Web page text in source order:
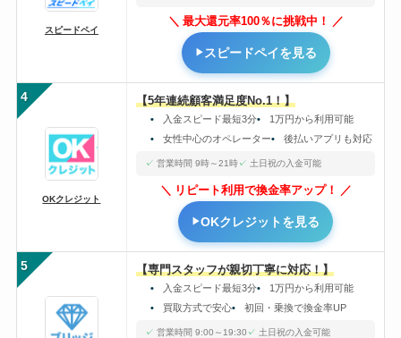
スピードペイ
最大還元率100％に挑戦中！
スピードペイを見る
4
OKクレジット
【5年連続顧客満足度No.1！】
入金スピード最短3分
1万円から利用可能
女性中心のオペレーター
後払いアプリも対応
営業時間 9時～21時 土日祝の入金可能
リピート利用で換金率アップ！
OKクレジットを見る
5 【専門スタッフが親切丁寧に対応！】
入金スピード最短3分
1万円から利用可能
買取方式で安心
初回・乗換で換金率UP
営業時間 9:00～19:30 土日祝の入金可能